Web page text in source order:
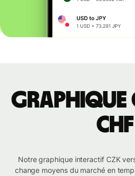
Graphique
CHF
Notre graphique interactif CZK
change moyens du marché en